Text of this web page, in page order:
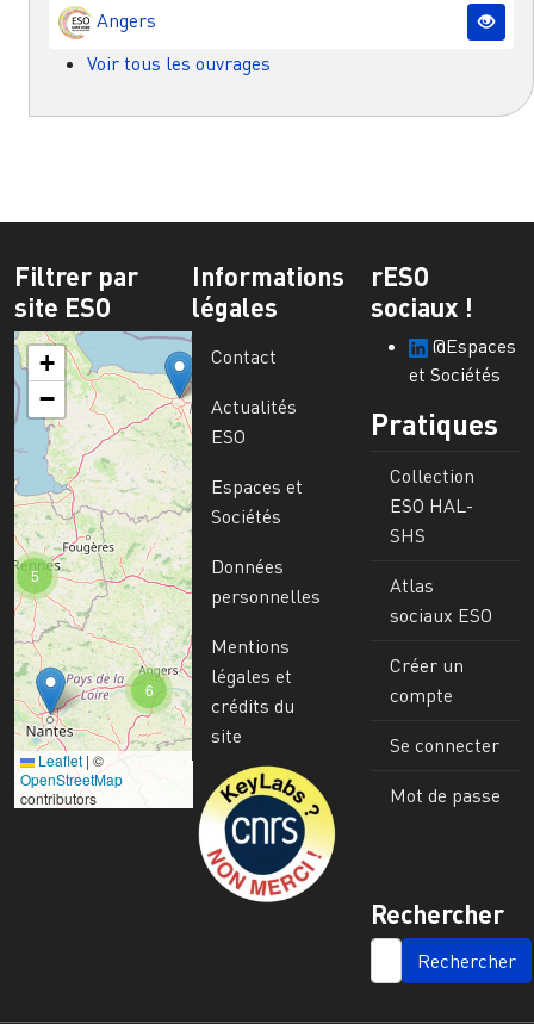
Angers
Voir tous les ouvrages
Filtrer par
site ESO
6
5
+
−
Leaflet | ©
OpenStreetMap
contributors
Informations
légales
Contact
Actualités
ESO
Espaces et
Sociétés
Données
personnelles
Mentions
légales et
crédits du
site
Image
rESO
sociaux !
@Espaces
et Sociétés
Pratiques
Collection
ESO HAL-
SHS
Atlas
sociaux ESO
Créer un
compte
Se connecter
Mot de passe
Rechercher
SEARCH